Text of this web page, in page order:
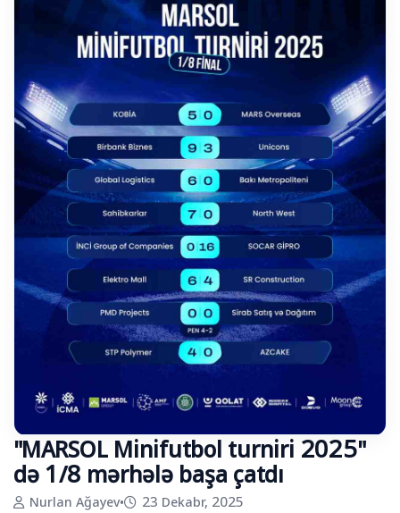
"MARSOL Minifutbol turniri 2025"
də 1/8 mərhələ başa çatdı
Nurlan Ağayev• 23 Dekabr, 2025